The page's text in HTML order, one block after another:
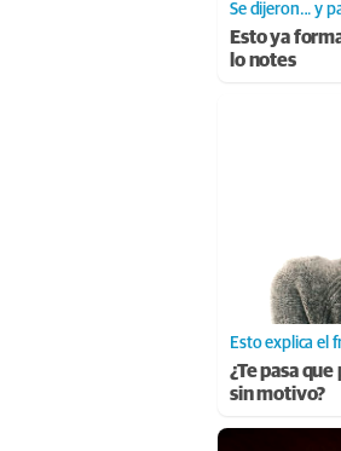
Se dijeron… y
Esto ya
lo notes
Esto explica el
¿Te pasa
sin motivo?